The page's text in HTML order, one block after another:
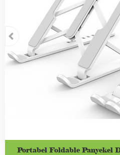
Portabel Foldable Panyekel